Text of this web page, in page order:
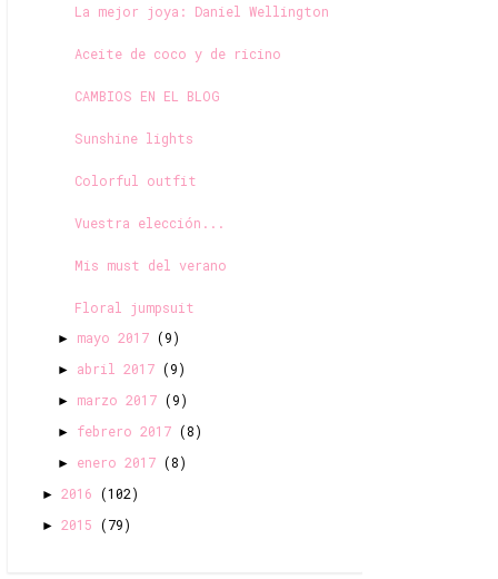
La mejor joya: Daniel Wellington
Aceite de coco y de ricino
CAMBIOS EN EL BLOG
Sunshine lights
Colorful outfit
Vuestra elección...
Mis must del verano
Floral jumpsuit
► mayo 2017 (9)
► abril 2017 (9)
► marzo 2017 (9)
► febrero 2017 (8)
► enero 2017 (8)
► 2016 (102)
► 2015 (79)